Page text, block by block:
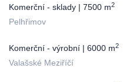
Komerční - sklady | 7500 m2
Pelhřimov
Komerční - výrobní | 6000 m2
Valašské Meziříčí